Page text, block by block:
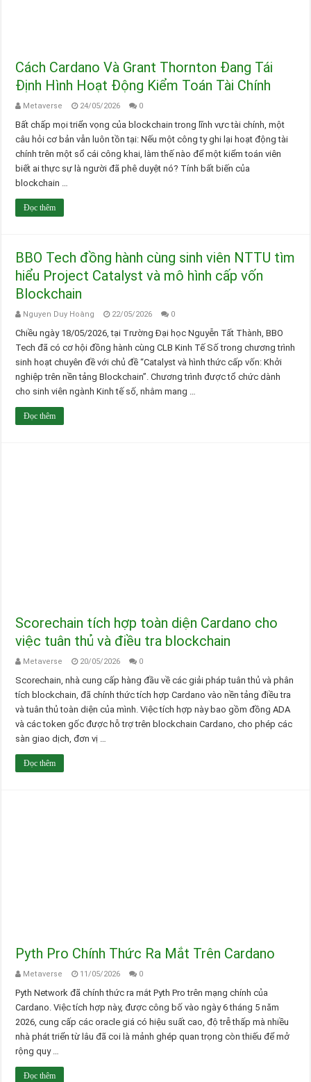
Cách Cardano Và Grant Thornton Đang Tái
Định Hình Hoạt Động Kiểm Toán Tài Chính
Metaverse 24/05/2026 0
Bất chấp mọi triển vọng của blockchain trong lĩnh vực tài chính, một
câu hỏi cơ bản vẫn luôn tồn tại: Nếu một công ty ghi lại hoạt động tài
chính trên một sổ cái công khai, làm thế nào để một kiểm toán viên
biết ai thực sự là người đã phê duyệt nó? Tính bất biến của
blockchain …
Đọc thêm
BBO Tech đồng hành cùng sinh viên NTTU tìm
hiểu Project Catalyst và mô hình cấp vốn
Blockchain
Nguyen Duy Hoàng 22/05/2026 0
Chiều ngày 18/05/2026, tại Trường Đại học Nguyễn Tất Thành, BBO
Tech đã có cơ hội đồng hành cùng CLB Kinh Tế Số trong chương trình
sinh hoạt chuyên đề với chủ đề “Catalyst và hình thức cấp vốn: Khởi
nghiệp trên nền tảng Blockchain”. Chương trình được tổ chức dành
cho sinh viên ngành Kinh tế số, nhằm mang …
Đọc thêm
Scorechain tích hợp toàn diện Cardano cho
việc tuân thủ và điều tra blockchain
Metaverse 20/05/2026 0
Scorechain, nhà cung cấp hàng đầu về các giải pháp tuân thủ và phân
tích blockchain, đã chính thức tích hợp Cardano vào nền tảng điều tra
và tuân thủ toàn diện của mình. Việc tích hợp này bao gồm đồng ADA
và các token gốc được hỗ trợ trên blockchain Cardano, cho phép các
sàn giao dịch, đơn vị …
Đọc thêm
Pyth Pro Chính Thức Ra Mắt Trên Cardano
Metaverse 11/05/2026 0
Pyth Network đã chính thức ra mắt Pyth Pro trên mạng chính của
Cardano. Việc tích hợp này, được công bố vào ngày 6 tháng 5 năm
2026, cung cấp các oracle giá có hiệu suất cao, độ trễ thấp mà nhiều
nhà phát triển từ lâu đã coi là mảnh ghép quan trọng còn thiếu để mở
rộng quy …
Đọc thêm